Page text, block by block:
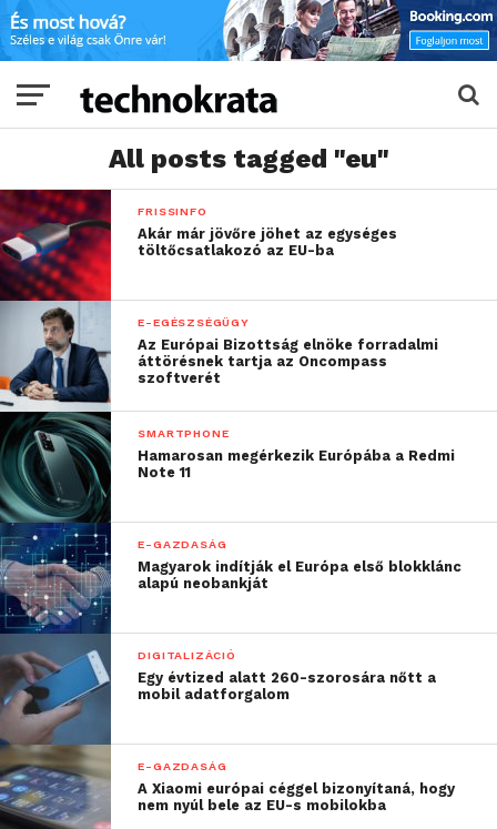
All posts tagged "eu"
FRISSINFO
Akár már jövőre jöhet az egységes
töltőcsatlakozó az EU-ba
E-EGÉSZSÉGÜGY
Az Európai Bizottság elnöke forradalmi
áttörésnek tartja az ​​​Oncompass
szoftverét
SMARTPHONE
Hamarosan megérkezik Európába a Redmi
Note 11
E-GAZDASÁG
Magyarok indítják el Európa első blokklánc
alapú neobankját
DIGITALIZÁCIÓ
Egy évtized alatt 260-szorosára nőtt a
mobil adatforgalom
E-GAZDASÁG
A Xiaomi európai céggel bizonyítaná, hogy
nem nyúl bele az EU-s mobilokba